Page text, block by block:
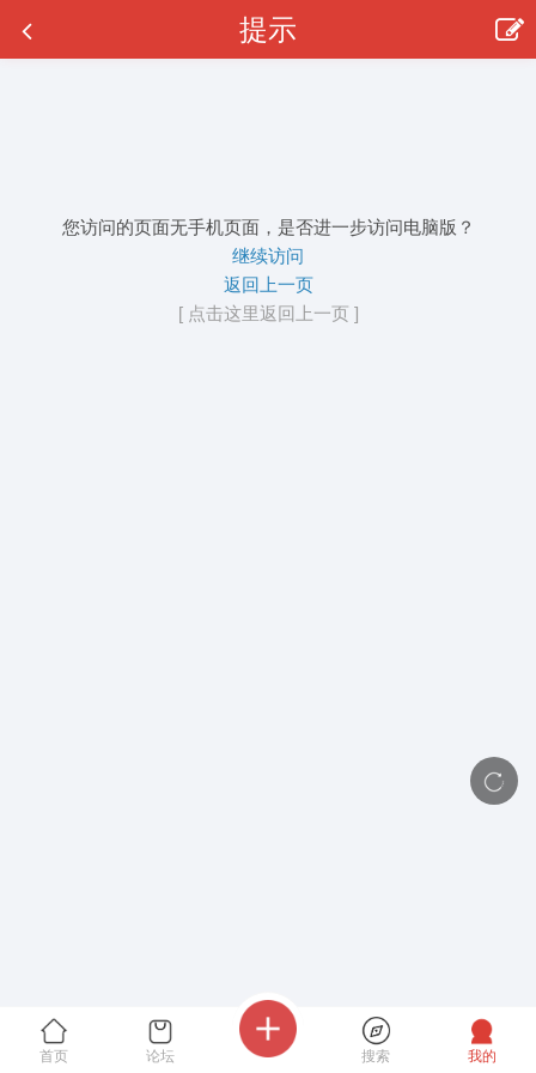
提示
您访问的页面无手机页面，是否进一步访问电脑版？
继续访问
返回上一页
[ 点击这里返回上一页 ]
首页 论坛 搜索 我的